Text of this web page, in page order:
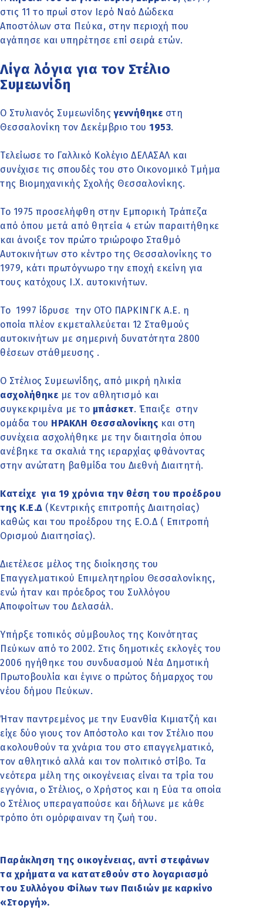
στις 11 το πρωί στον Ιερό Ναό Δώδεκα
Αποστόλων στα Πεύκα, στην περιοχή που
αγάπησε και υπηρέτησε επί σειρά ετών.
Λίγα λόγια για τον Στέλιο
Συμεωνίδη
Ο Στυλιανός Συμεωνίδηςγεννήθηκε στη
Θεσσαλονίκη τον Δεκέμβριο του 1953.
Τελείωσε το Γαλλικό Κολέγιο ΔΕΛΑΣΑΛ και
συνέχισε τις σπουδές του στο Οικονομικό Τμήμα
της Βιομηχανικής Σχολής Θεσσαλονίκης.
Το 1975 προσελήφθη στην Εμπορική Τράπεζα
από όπου μετά από θητεία 4 ετών παραιτήθηκε
και άνοιξε τον πρώτο τριώροφο Σταθμό
Αυτοκινήτων στο κέντρο της Θεσσαλονίκης το
1979, κάτι πρωτόγνωρο την εποχή εκείνη για
τους κατόχους Ι.Χ. αυτοκινήτων.
Το 1997 ίδρυσε την ΟΤΟ ΠΑΡΚΙΝΓΚ Α.Ε. η
οποία πλέον εκμεταλλεύεται 12 Σταθμούς
αυτοκινήτων με σημερινή δυνατότητα 2800
θέσεων στάθμευσης .
Ο Στέλιος Συμεωνίδης, από μικρή ηλικία
ασχολήθηκε με τον αθλητισμό και
συγκεκριμένα με το μπάσκετ. Έπαιξε στην
ομάδα του ΗΡΑΚΛΗ Θεσσαλονίκης και στη
συνέχεια ασχολήθηκε με την διαιτησία όπου
ανέβηκε τα σκαλιά της ιεραρχίας φθάνοντας
στην ανώτατη βαθμίδα του Διεθνή Διαιτητή.
Κατείχε για 19 χρόνια την θέση του προέδρου
της Κ.Ε.Δ (Κεντρικής επιτροπής Διαιτησίας)
καθώς και του προέδρου της Ε.Ο.Δ ( Επιτροπή
Ορισμού Διαιτησίας).
Διετέλεσε μέλος της διοίκησης του
Επαγγελματικού Επιμελητηρίου Θεσσαλονίκης,
ενώ ήταν και πρόεδρος του Συλλόγου
Αποφοίτων του Δελασάλ.
Υπήρξε τοπικός σύμβουλος της Κοινότητας
Πεύκων από το 2002. Στις δημοτικές εκλογές του
2006 ηγήθηκε του συνδυασμού Νέα Δημοτική
Πρωτοβουλία και έγινε ο πρώτος δήμαρχος του
νέου δήμου Πεύκων.
Ήταν παντρεμένος με την Ευανθία Κιμιατζή και
είχε δύο γιους τον Απόστολο και τον Στέλιο που
ακολουθούν τα χνάρια του στο επαγγελματικό,
τον αθλητικό αλλά και τον πολιτικό στίβο. Τα
νεότερα μέλη της οικογένειας είναι τα τρία του
εγγόνια, ο Στέλιος, ο Χρήστος και η Εύα τα οποία
ο Στέλιος υπεραγαπούσε και δήλωνε με κάθε
τρόπο ότι ομόρφαιναν τη ζωή του.
Παράκληση της οικογένειας, αντί στεφάνων
τα χρήματα να κατατεθούν στο λογαριασμό
του Συλλόγου Φίλων των Παιδιών με καρκίνο
«Στοργή».